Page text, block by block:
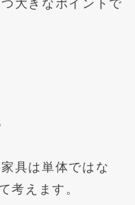
大きなポイントで
具は単体ではな
考えます。